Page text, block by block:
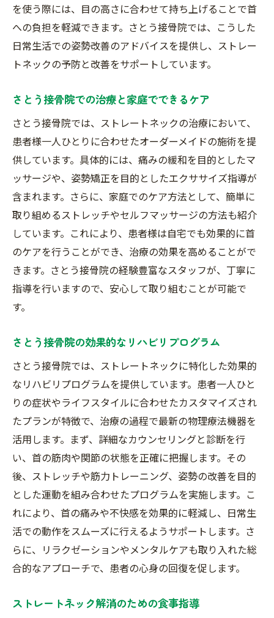
を使う際には、目の高さに合わせて持ち上げることで首
への負担を軽減できます。さとう接骨院では、こうした
日常生活での姿勢改善のアドバイスを提供し、ストレー
トネックの予防と改善をサポートしています。
さとう接骨院での治療と家庭でできるケア
さとう接骨院では、ストレートネックの治療において、
患者様一人ひとりに合わせたオーダーメイドの施術を提
供しています。具体的には、痛みの緩和を目的としたマ
ッサージや、姿勢矯正を目的としたエクササイズ指導が
含まれます。さらに、家庭でのケア方法として、簡単に
取り組めるストレッチやセルフマッサージの方法も紹介
しています。これにより、患者様は自宅でも効果的に首
のケアを行うことができ、治療の効果を高めることがで
きます。さとう接骨院の経験豊富なスタッフが、丁寧に
指導を行いますので、安心して取り組むことが可能で
す。
さとう接骨院の効果的なリハビリプログラム
さとう接骨院では、ストレートネックに特化した効果的
なリハビリプログラムを提供しています。患者一人ひと
りの症状やライフスタイルに合わせたカスタマイズされ
たプランが特徴で、治療の過程で最新の物理療法機器を
活用します。まず、詳細なカウンセリングと診断を行
い、首の筋肉や関節の状態を正確に把握します。その
後、ストレッチや筋力トレーニング、姿勢の改善を目的
とした運動を組み合わせたプログラムを実施します。こ
れにより、首の痛みや不快感を効果的に軽減し、日常生
活での動作をスムーズに行えるようサポートします。さ
らに、リラクゼーションやメンタルケアも取り入れた総
合的なアプローチで、患者の心身の回復を促します。
ストレートネック解消のための食事指導